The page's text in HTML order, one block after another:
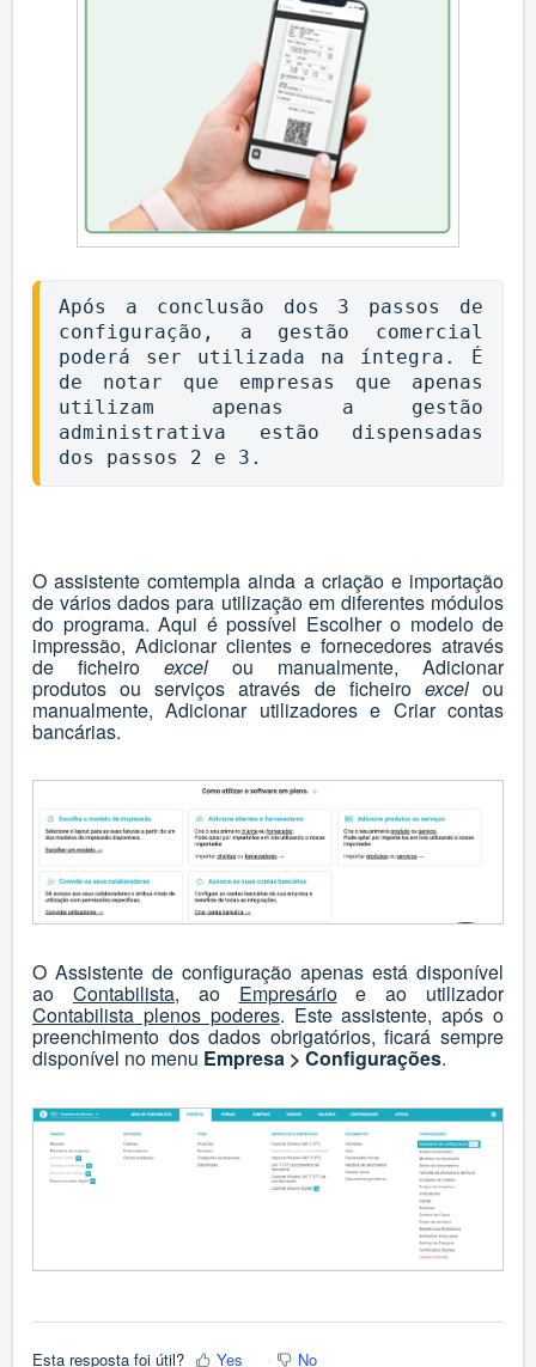
Após a conclusão dos 3 passos de
configuração, a gestão comercial
poderá ser utilizada na íntegra. É
de notar que empresas que apenas
utilizam apenas a gestão
administrativa estão dispensadas
dos passos 2 e 3.
O assistente comtempla ainda a criação e importação
de vários dados para utilização em diferentes módulos
do programa. Aqui é possível Escolher o modelo de
impressão, Adicionar clientesefornecedoresatravés
de ficheiro excel ou manualmente, Adicionar
produtosouserviçosatravés de ficheiro excelou
manualmente,Adicionar utilizadorese Criar contas
bancárias.
O Assistente de configuração apenas está disponível
ao Contabilista, ao Empresárioe ao utilizador
Contabilista plenos poderes. Este assistente, após o
preenchimento dos dados obrigatórios, ficará sempre
disponível no menu Empresa > Configurações.
Esta resposta foi útil? Yes No